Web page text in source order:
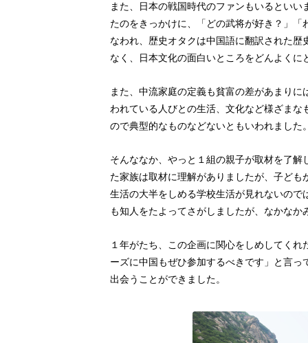
また、日本の戦国時代のファンもいるとい
たのをきっかけに、「どの武将が好き？」
なわれ、歴史オタクは中国語に翻訳された
なく、日本文化の面白いところをどんよくに
また、中流家庭の定義も貧富の差があまり
われている人びとの生活、文化など様ざま
ので典型的なものなどないともいわれました
そんななか、やっと１組の親子が取材を了
た家族は取材に理解がありましたが、子ど
生活の大半をしめる学校生活が見れないの
も知人をたよってさがしましたが、なかなか
１年がたち、この企画に関心をしめしてく
ーズに中国もぜひ参加するべきです」と言
出会うことができました。